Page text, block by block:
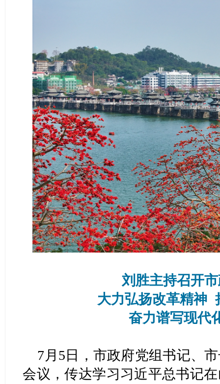
刘胜主持召开
大力弘扬改革精神
奋力谱写现代
7月5日，市政府党组书记、
会议，传达学习习近平总书记